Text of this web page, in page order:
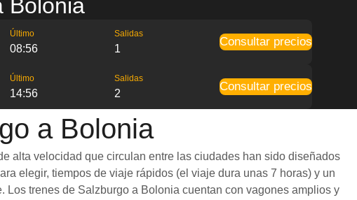
Bolonia
Último
08:56
Salidas
1
Consultar precios
Último
14:56
Salidas
2
Consultar precios
a Bolonia
alta velocidad que circulan entre las ciudades han sido diseñados
elegir, tiempos de viaje rápidos (el viaje dura unas 7 horas) y un
trenes de Salzburgo a Bolonia cuentan con vagones amplios y